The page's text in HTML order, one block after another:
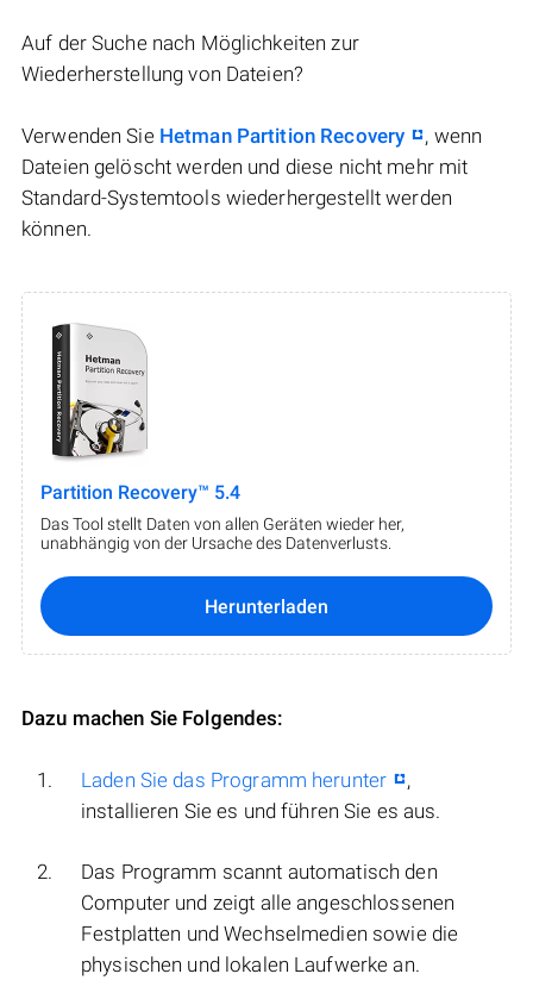
Auf der Suche nach Möglichkeiten zur
Wiederherstellung von Dateien?
Verwenden Sie Hetman Partition Recovery
, wenn
Dateien gelöscht werden und diese nicht mehr mit
Standard-Systemtools wiederhergestellt werden
können.
Partition Recovery™ 5.4
Das Tool stellt Daten von allen Geräten wieder her,
unabhängig von der Ursache des Datenverlusts.
Herunterladen
Dazu machen Sie Folgendes:
Laden Sie das Programm herunter
,
installieren Sie es und führen Sie es aus.
Das Programm scannt automatisch den
Computer und zeigt alle angeschlossenen
Festplatten und Wechselmedien sowie die
physischen und lokalen Laufwerke an.